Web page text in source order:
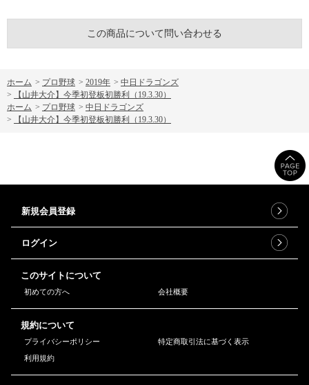
この商品について問い合わせる
ホーム > プロ野球 > 2019年 > 中日ドラゴンズ
>
【山井大介】今季初登板初勝利（19.3.30）
ホーム > プロ野球 > 中日ドラゴンズ
>
【山井大介】今季初登板初勝利（19.3.30）
新規会員登録
ログイン
このサイトについて
初めての方へ 会社概要
規約について
プライバシーポリシー
特定商取引法に基づく表示
利用規約